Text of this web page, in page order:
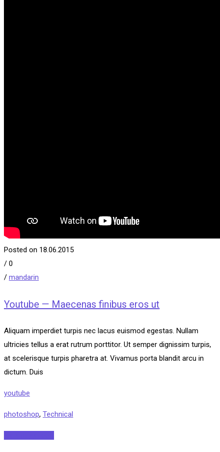
Posted on 18.06.2015
/ 0
/ mandarin
Youtube — Maecenas finibus eros ut
Aliquam imperdiet turpis nec lacus euismod egestas. Nullam
ultricies tellus a erat rutrum porttitor. Ut semper dignissim turpis,
at scelerisque turpis pharetra at. Vivamus porta blandit arcu in
dictum. Duis
youtube
photoshop, Technical